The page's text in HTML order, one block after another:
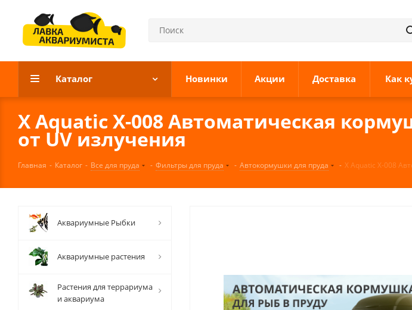
Каталог Новинки Акции Доставка Как
X Aquatic X-008 Автоматическая
от UV излучения
Главная - Каталог - Все для пруда - Фильтры для пруда - Автокормушки для пруда - X Aquatic X-008
Аквариумные Рыбки
Аквариумные растения
Растения для террариума
и аквариума